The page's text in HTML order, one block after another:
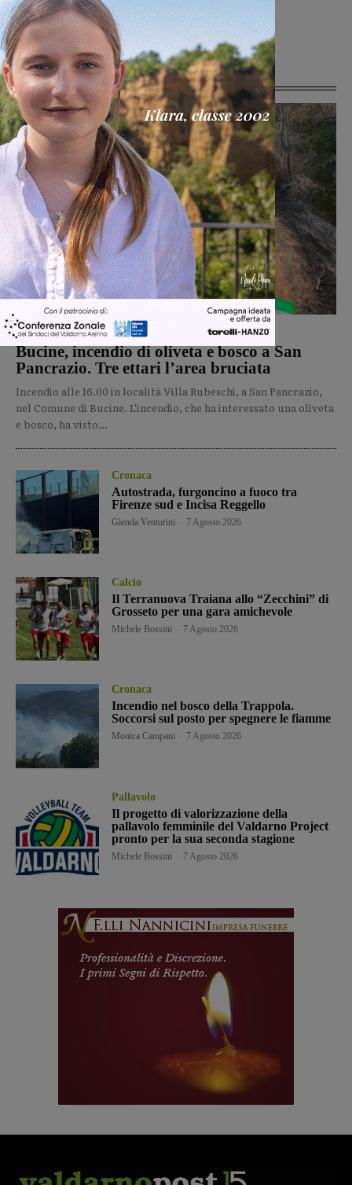
Ultime Notizie
Cronaca Monica Campani -7 Agosto 2026
Bucine, incendio di oliveta e bosco a San
Pancrazio. Tre ettari l’area bruciata
Incendio alle 16.00 in località Villa Rubeschi, a San Pancrazio,
nel Comune di Bucine. L'incendio, che ha interessato una oliveta
e bosco, ha visto...
Cronaca
Autostrada, furgoncino a fuoco tra
Firenze sud e Incisa Reggello
Glenda Venturini 7 Agosto 2026
Calcio
Il Terranuova Traiana allo “Zecchini” di
Grosseto per una gara amichevole
Michele Bossini 7 Agosto 2026
Cronaca
Incendio nel bosco della Trappola.
Soccorsi sul posto per spegnere le fiamme
Monica Campani 7 Agosto 2026
Pallavolo
Il progetto di valorizzazione della
pallavolo femminile del Valdarno Project
pronto per la sua seconda stagione
Michele Bossini 7 Agosto 2026